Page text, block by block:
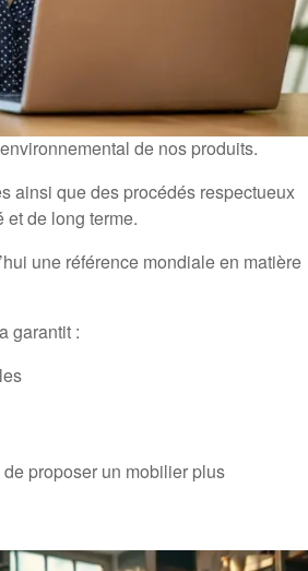
de nos produits.
ainsi que des procédés respectueux
et de long terme.
une référence mondiale en matière
garantit :
proposer un mobilier plus